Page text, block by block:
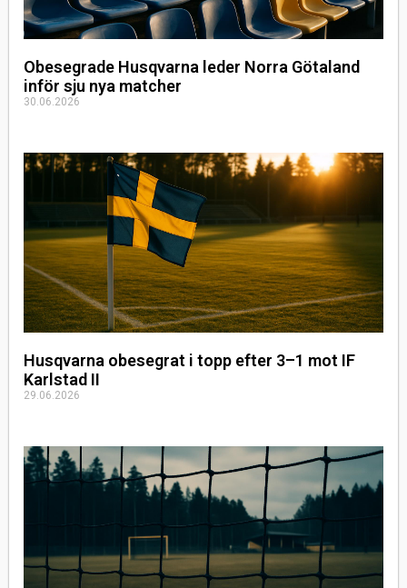
Obesegrade Husqvarna leder Norra Götaland
inför sju nya matcher
30.06.2026
Husqvarna obesegrat i topp efter 3–1 mot IF
Karlstad II
29.06.2026